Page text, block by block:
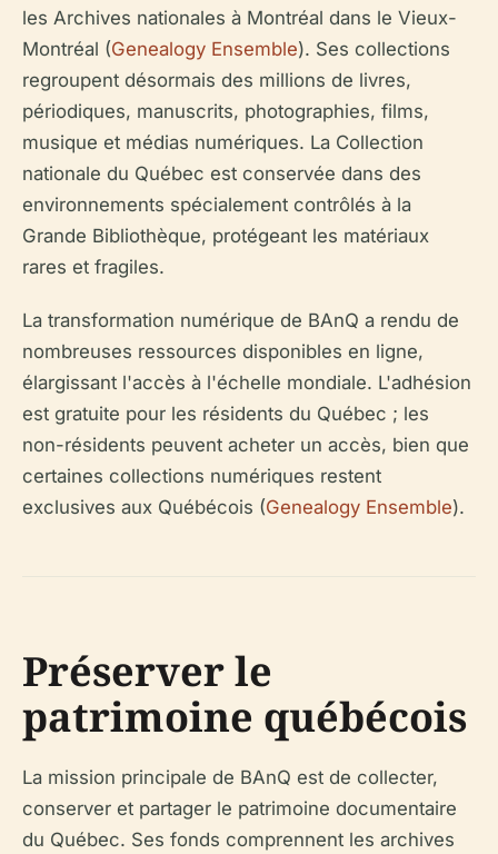
les Archives nationales à Montréal dans le Vieux-
Montréal (Genealogy Ensemble). Ses collections
regroupent désormais des millions de livres,
périodiques, manuscrits, photographies, films,
musique et médias numériques. La Collection
nationale du Québec est conservée dans des
environnements spécialement contrôlés à la
Grande Bibliothèque, protégeant les matériaux
rares et fragiles.
La transformation numérique de BAnQ a rendu de
nombreuses ressources disponibles en ligne,
élargissant l'accès à l'échelle mondiale. L'adhésion
est gratuite pour les résidents du Québec ; les
non-résidents peuvent acheter un accès, bien que
certaines collections numériques restent
exclusives aux Québécois (Genealogy Ensemble).
Préserver le
patrimoine québécois
La mission principale de BAnQ est de collecter,
conserver et partager le patrimoine documentaire
du Québec. Ses fonds comprennent les archives